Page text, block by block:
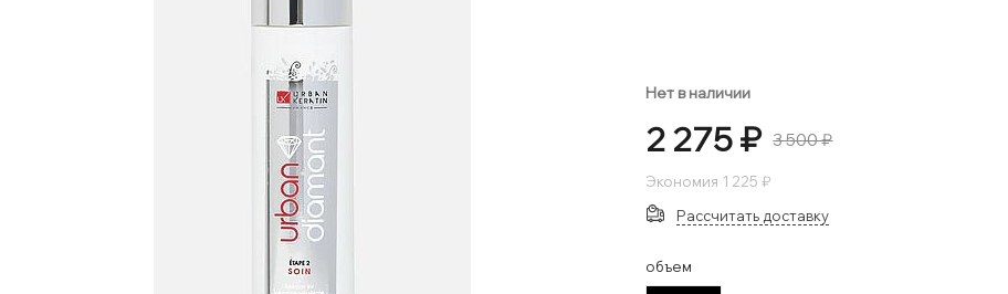
Нет в наличии
2 275 ₽ 3 500 ₽
Экономия 1 225 ₽
Рассчитать доставку
объем